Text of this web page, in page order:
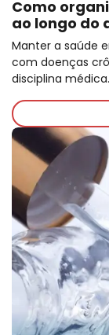
Como
ao longo do
Manter a saúde
com doenças
disciplina